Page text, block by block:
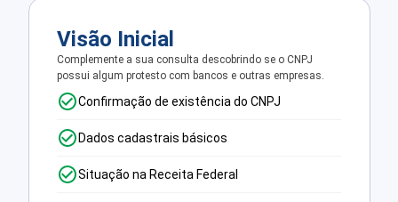
Visão Inicial
Complemente a sua consulta descobrindo se o CNPJ
possui algum protesto com bancos e outras empresas.
Confirmação de existência do CNPJ
Dados cadastrais básicos
Situação na Receita Federal